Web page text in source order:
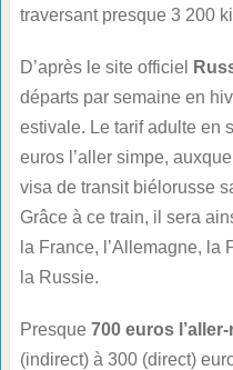
traversant presque 3 200
D’après le site officiel
départs par semaine en
estivale. Le tarif adulte en
euros l’aller simpe,
visa de transit biélorusse
Grâce à ce train, il sera
la France, l’Allemagne,
la Russie.
Presque 700 euros
(indirect) à 300 (direct)